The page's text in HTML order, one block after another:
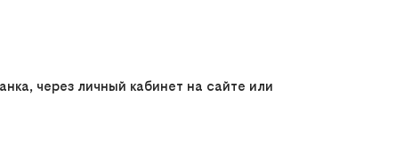
через личный кабинет на сайте или